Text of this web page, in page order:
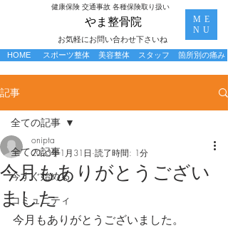
お気軽にお問い合わせ下さいね
​やま整骨院
​健康保険 交通事故 各種保険取り扱い
ME
NU
スポーツ整体 美容整体 箇所別の痛み
HOME スタッフ
記事
全ての記事
今すぐ始める
コミュニティ
全ての記事
今月もありがとうござい
ました
onipta
2023年1月31日 読了時間: 1分
今月もありがとうございました。